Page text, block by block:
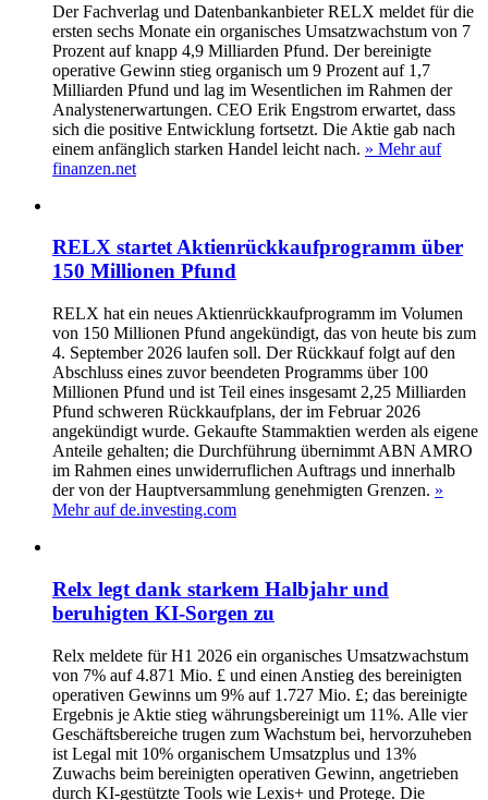
Der Fachverlag und Datenbankanbieter RELX meldet für die
ersten sechs Monate ein organisches Umsatzwachstum von 7
Prozent auf knapp 4,9 Milliarden Pfund. Der bereinigte
operative Gewinn stieg organisch um 9 Prozent auf 1,7
Milliarden Pfund und lag im Wesentlichen im Rahmen der
Analystenerwartungen. CEO Erik Engstrom erwartet, dass
sich die positive Entwicklung fortsetzt. Die Aktie gab nach
einem anfänglich starken Handel leicht nach. » Mehr auf
finanzen.net
RELX startet Aktienrückkaufprogramm über
150 Millionen Pfund
RELX hat ein neues Aktienrückkaufprogramm im Volumen
von 150 Millionen Pfund angekündigt, das von heute bis zum
4. September 2026 laufen soll. Der Rückkauf folgt auf den
Abschluss eines zuvor beendeten Programms über 100
Millionen Pfund und ist Teil eines insgesamt 2,25 Milliarden
Pfund schweren Rückkaufplans, der im Februar 2026
angekündigt wurde. Gekaufte Stammaktien werden als eigene
Anteile gehalten; die Durchführung übernimmt ABN AMRO
im Rahmen eines unwiderruflichen Auftrags und innerhalb
der von der Hauptversammlung genehmigten Grenzen. »
Mehr auf de.investing.com
Relx legt dank starkem Halbjahr und
beruhigten KI-Sorgen zu
Relx meldete für H1 2026 ein organisches Umsatzwachstum
von 7% auf 4.871 Mio. £ und einen Anstieg des bereinigten
operativen Gewinns um 9% auf 1.727 Mio. £; das bereinigte
Ergebnis je Aktie stieg währungsbereinigt um 11%. Alle vier
Geschäftsbereiche trugen zum Wachstum bei, hervorzuheben
ist Legal mit 10% organischem Umsatzplus und 13%
Zuwachs beim bereinigten operativen Gewinn, angetrieben
durch KI-gestützte Tools wie Lexis+ und Protege. Die